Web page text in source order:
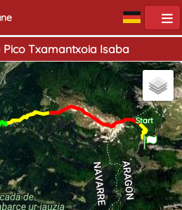
Pico Txamantxoia Isaba
Start